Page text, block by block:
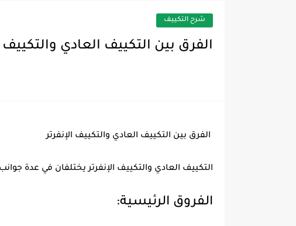
شرح التكييف
الفرق بين التكييف العادي والتكييف
الفرق بين التكييف العادي والتكييف الإنفرتر
التكييف العادي والتكييف الإنفرتر يختلفان في عدة
الفروق الرئيسية: